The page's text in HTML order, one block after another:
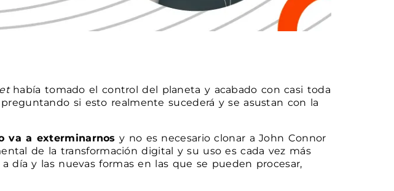
había tomado el control del planeta y acabado con casi toda
si esto realmente sucederá y se asustan con la
va a exterminarnos y no es necesario clonar a John Connor
de la transformación digital y su uso es cada vez más
día y las nuevas formas en las que se pueden procesar,